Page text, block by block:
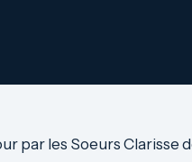
par les Soeurs Clarisse